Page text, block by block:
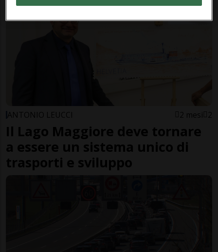
ANTONIO LEUCCI 2 mesi 2
Il Lago Maggiore deve tornare
a essere un sistema unico di
trasporti e sviluppo